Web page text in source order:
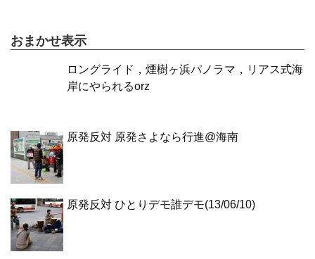
おまかせ表示
ロングライド，煙樹ヶ浜パノラマ，リアス式海
岸にやられるorz
原発反対 原発さよなら行進@海南
原発反対 ひとりデモ誰デモ(13/06/10)